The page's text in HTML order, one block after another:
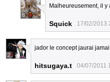
8
Malheureusement, il
Squick 17/02/2013
2
jador le concept jaurai
hitsugaya.t 04/07/2011